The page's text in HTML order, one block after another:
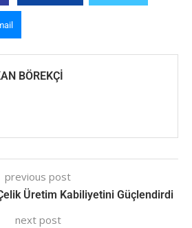
BÖREKÇI
previous post
Çelik Üretim Kabiliyetini Güçlendirdi
next post